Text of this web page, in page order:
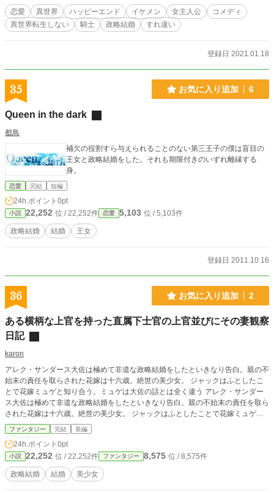
成金だった実家の没落により、ソアリスはお城勤めを開始して22歳になってい
た。 ところが、まさかのまさかで夫のアレンディオは大活躍し、将軍として
数々の武功をあげる。 そして長らく続いた戦に勝利し、凱旋するという噂が。
っとふさわしい相手がいるはず」 しかし現れた彼は、ソアリスに会うなり「早
く結婚式を挙げよう」と言い出した。 握りしめていた離婚申立書を渡す暇もな
いままに、報奨金の一部だという巨大な邸へ連れ去られ、予想外の溺愛生活が始
まる。 「君は10年前と変わらず可愛らしい」 「旦那様、戦で目をやられました
か」 立派になりすぎた夫と、どうにかして離婚したい妻の攻防録です。
恋愛 異世界 ハッピーエンド イケメン 女主人公
コメディ
異世界転生しない
騎士 政略結婚 すれ違い
登録日 2021.01.18
35 お気に入り追加 6
Queen in the dark
都鳥
補欠の役割すら与えられることのない第三王子の僕は盲目の
王女と政略結婚をした。それも期限付きのいずれ離縁する
身。
恋愛 完結 短編
24h.ポイント 0pt
小説 22,252 位 / 22,252件 恋愛 5,103 位 / 5,103件
政略結婚 結婚 王女
登録日 2011.10.16
36 お気に入り追加 2
ある横柄な上官を持った直属下士官の上官並びにその妻観察
日記
karon
アレク・サンダース大佐は極めて非道な政略結婚をしたといきなり告白。親の不
始末の責任を取らされた花嫁は十六歳。絶世の美少女。 ジャックはふとしたこ
とで花嫁ミュゲと知り合う。ミュゲは大佐の話とは全く違う アレク・サンダー
ス大佐は極めて非道な政略結婚をしたといきなり告白。親の不始末の責任を取ら
された花嫁は十六歳。絶世の美少女。 ジャックはふとしたことで花嫁ミュゲと
知り合う。ミュゲは大佐の話とは全く違う顔を見せる。 そして衝撃の結末と
は。
ファンタジー 完結 長編
24h.ポイント 0pt
小説 22,252 位 / 22,252件 ファンタジー 8,575 位 / 8,575件
政略結婚 結婚 美少女